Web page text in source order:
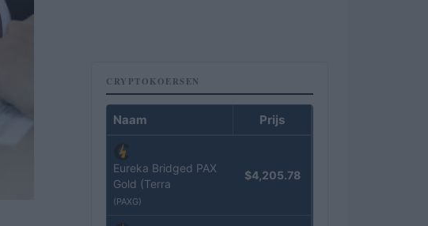
CRYPTOKOERSEN
Naam Prijs
Eureka Bridged PAX
Gold (Terra
(PAXG)
$4,205.78